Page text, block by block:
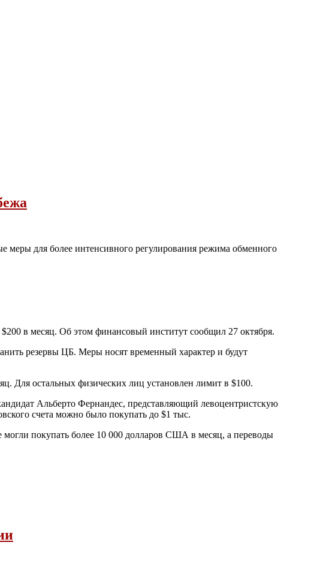
для более интенсивного регулирования режима обменного
в месяц. Об этом финансовый институт сообщил 27 октября.
резервы ЦБ. Меры носят временный характер и будут
Для остальных физических лиц установлен лимит в $100.
Альберто Фернандес, представляющий левоцентристскую
счета можно было покупать до $1 тыс.
могли покупать более 10 000 долларов США в месяц, а переводы